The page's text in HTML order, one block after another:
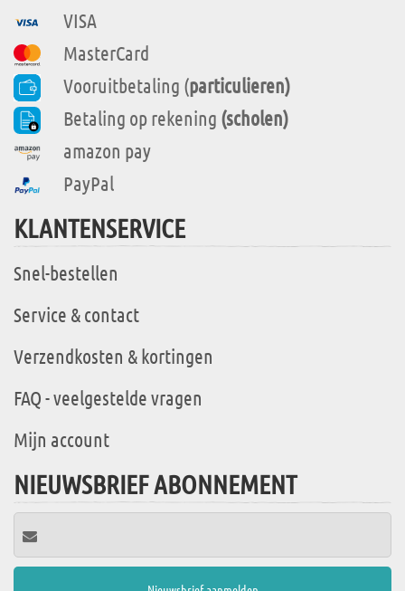
VISA
MasterCard
Vooruitbetaling (particulieren)
Betaling op rekening (scholen)
amazon pay
PayPal
KLANTENSERVICE
Snel-bestellen
Service & contact
Verzendkosten & kortingen
FAQ - veelgestelde vragen
Mijn account
NIEUWSBRIEF ABONNEMENT